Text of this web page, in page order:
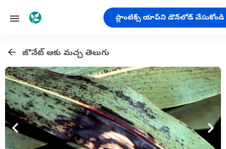
ప్లాంటిక్స్ యాప్‌ని డౌన్‌లోడ్ చేసుకోండి
జొనేట్ ఆకు మచ్చ తెలుగు